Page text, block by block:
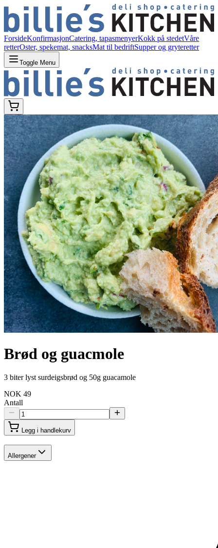
ForsideKonfirmasjonCatering, tapasmenyerKokk på stedetVåre
retterOster, spekemat, snacksMat til bedriftSupper og gryteretter
Toggle Menu
Brød og guacmole
3 biter lyst surdeigsbrød og 50g guacamole
NOK 49
Antall
Legg i handlekurv
Allergener